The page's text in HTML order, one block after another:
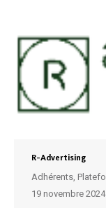
R-Advertising
Adhérents,
19 novembre 2024